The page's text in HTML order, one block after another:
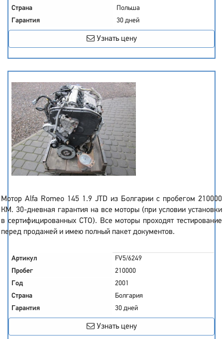
Страна
Польша
Гарантия
30 дней
Узнать цену
Мотор Alfa Romeo 145 1.9 JTD из Болгарии с пробегом 210000
КМ. 30-дневная гарантия на все моторы (при условии установки
в сертифицированных СТО). Все моторы проходят тестирование
перед продажей и имею полный пакет документов.
Артикул
FV5/6249
Пробег
210000
Год
2001
Страна
Болгария
Гарантия
30 дней
Узнать цену